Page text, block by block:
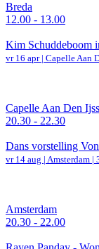
Breda
12.00 - 13.00
Kim Schuddeboom
vr 16 apr | Capelle Aan
Capelle Aan Den
20.30 - 22.30
Dans vorstelling
vr 14 aug | Amsterdam |
Amsterdam
20.30 - 22.00